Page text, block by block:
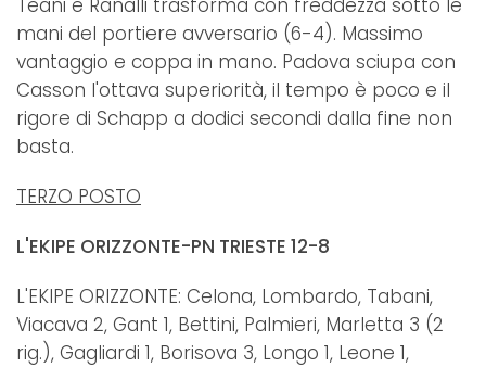
Teani e Ranalli trasforma con freddezza sotto le
mani del portiere avversario (6-4). Massimo
vantaggio e coppa in mano. Padova sciupa con
Casson l'ottava superiorità, il tempo è poco e il
rigore di Schapp a dodici secondi dalla fine non
basta.
TERZO POSTO
L'EKIPE ORIZZONTE-PN TRIESTE 12-8
L'EKIPE ORIZZONTE: Celona, Lombardo, Tabani,
Viacava 2, Gant 1, Bettini, Palmieri, Marletta 3 (2
rig.), Gagliardi 1, Borisova 3, Longo 1, Leone 1,